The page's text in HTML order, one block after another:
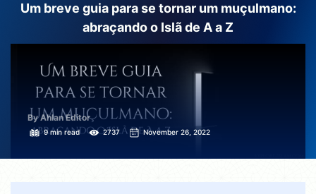
Um breve guia para se tornar um muçulmano:
abraçando o Islã de A a Z
By Ahlan Editor
9 min read 2737 November 26, 2022